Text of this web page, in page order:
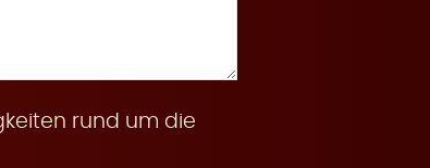
rund um die